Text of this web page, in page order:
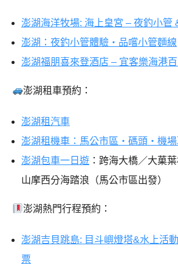
澎湖海洋牧場: 海上皇宮 – 夜釣小管
澎湖：夜釣小管體驗・品嚐小管麵線
澎湖福朋喜來登酒店 – 宜客樂海港
澎湖租車預約：
澎湖租汽車
澎湖租機車：馬公市區・碼頭・機
澎湖包車一日遊 ：跨海大橋／大菓
山摩西分海踏浪（馬公市區出發）
澎湖熱門行程預約：
澎湖吉貝跳島: 目斗嶼燈塔&水上活
票